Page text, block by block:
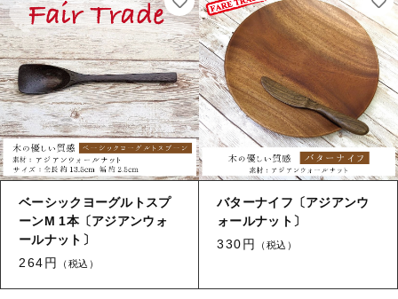
ベーシックヨーグルトスプ
ーンM 1本〔アジアンウォ
ールナット〕
264円
（税込）
バターナイフ〔アジアンウ
ォールナット〕
330円
（税込）